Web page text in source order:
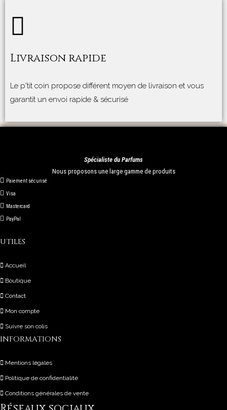
Livraison rapide
Le p'tit coin propose différent moyen de livraison et vous
garantit un envoi rapide & sécurisé
Spécialiste du Parfums
Nous proposons une large gamme de produits
Paiement sécurisé
Visa
Mastercard
PayPal
UTILES
Accueil
Boutique
Contact
Mon compte
Suivre son colis
INFORMATIONS
Mentions légales
Politique de confidentialité
Conditions générales de vente